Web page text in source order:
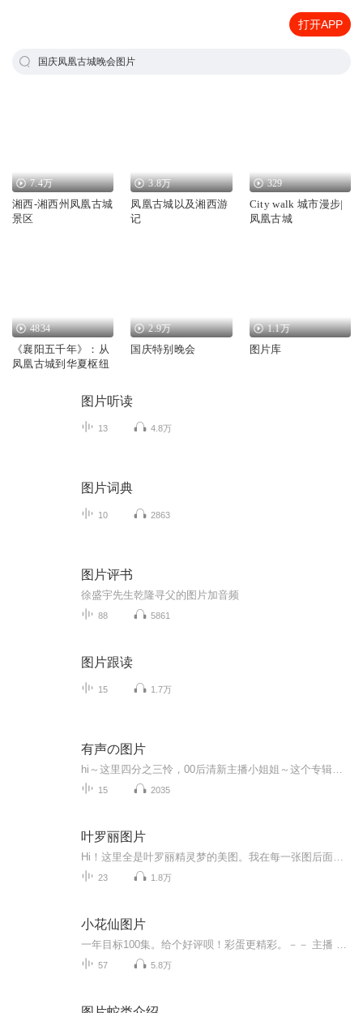
打开APP
国庆凤凰古城晚会图片
7.4万
湘西-湘西州凤凰古城
景区
3.8万
凤凰古城以及湘西游
记
329
City walk 城市漫步|
凤凰古城
4834
《襄阳五千年》：从
凤凰古城到华夏枢纽
2.9万
国庆特别晚会
1.1万
图片库
图片听读
13 4.8万
图片词典
10 2863
图片评书
徐盛宇先生乾隆寻父的图片加音频
88 5861
图片跟读
15 1.7万
有声の图片
15 2035
叶罗丽图片
23 1.8万
小花仙图片
57 5.8万